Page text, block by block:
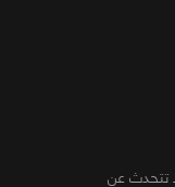
تتحدث عن